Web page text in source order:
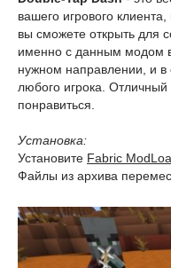
вашего игрового
вы сможете открыть для
именно с данным модом
нужном направлении, и в
любого игрока.
понравиться.
Установка:
Установите Fabric
Файлы из архива